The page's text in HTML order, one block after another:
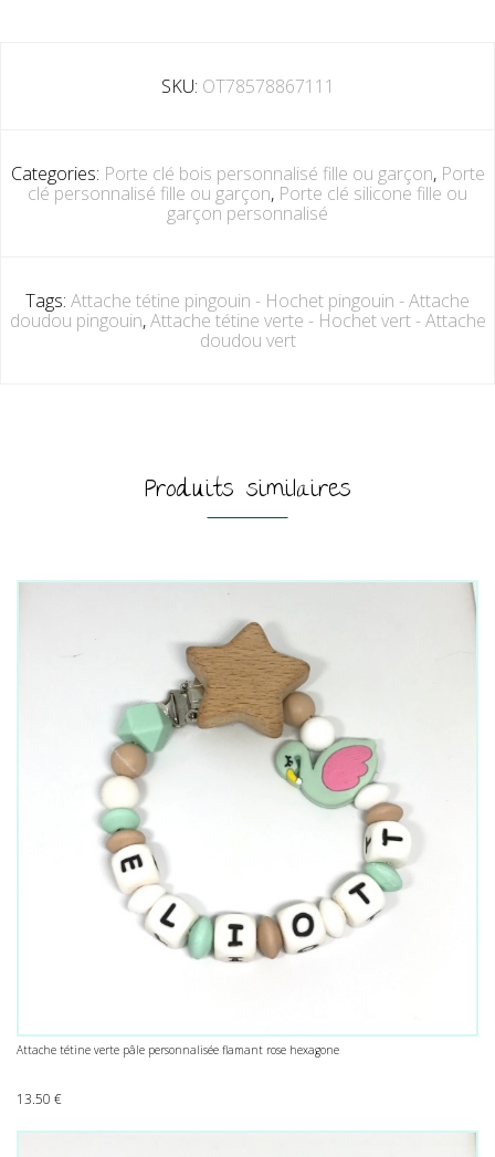
SKU: OT78578867111
Categories: Porte clé bois personnalisé fille ou garçon, Porte
clé personnalisé fille ou garçon, Porte clé silicone fille ou
garçon personnalisé
Tags: Attache tétine pingouin - Hochet pingouin - Attache
doudou pingouin,Attache tétine verte - Hochet vert - Attache
doudou vert
Produits similaires
Attache tétine verte pâle personnalisée flamant rose hexagone
13.50 €